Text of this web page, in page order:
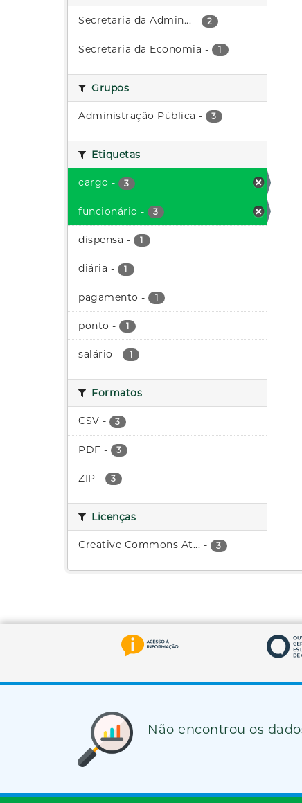
Secretaria da Admin... - 2
Secretaria da Economia - 1
Grupos
Administração Pública - 3
Etiquetas
cargo - 3
funcionário - 3
dispensa - 1
diária - 1
pagamento - 1
ponto - 1
salário - 1
Formatos
CSV - 3
PDF - 3
ZIP - 3
Licenças
Creative Commons At... - 3
Não encontrou os